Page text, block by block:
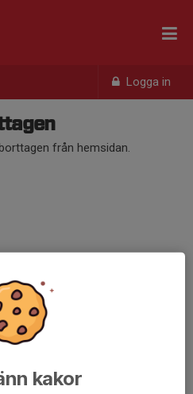
Logga in
från hemsidan.
kakor